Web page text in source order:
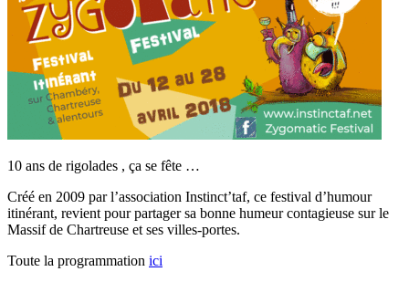
10 ans de rigolades , ça se fête …
Créé en 2009 par l’association Instinct’taf, ce festival d’humour
itinérant, revient pour partager sa bonne humeur contagieuse sur le
Massif de Chartreuse et ses villes-portes.
Toute la programmation ici